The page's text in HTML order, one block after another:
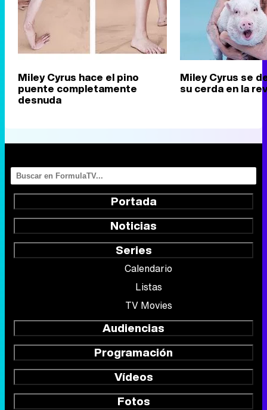
Miley Cyrus hace el pino
puente completamente
desnuda
Miley Cyrus se
su cerda en la
Portada
Noticias
Series
Calendario
Listas
TV Movies
Audiencias
Programación
Vídeos
Fotos